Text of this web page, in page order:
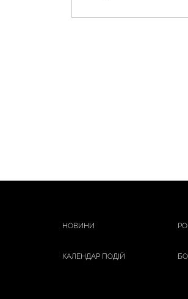
НОВИНИ
КАЛЕНДАР ПОДІЙ